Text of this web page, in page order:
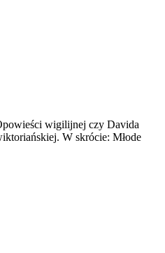
wigilijnej czy Davida
W skrócie: Młode